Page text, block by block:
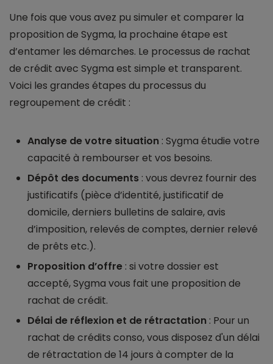
Une fois que vous avez pu simuler et comparer la
proposition de Sygma, la prochaine étape est
d’entamer les démarches. Le processus de rachat
de crédit avec Sygma est simple et transparent.
Voici les grandes étapes du processus du
regroupement de crédit :
Analyse de votre situation : Sygma étudie votre
capacité à rembourser et vos besoins.
Dépôt des documents : vous devrez fournir des
justificatifs (pièce d’identité, justificatif de
domicile, derniers bulletins de salaire, avis
d’imposition, relevés de comptes, dernier relevé
de prêts etc.).
Proposition d’offre : si votre dossier est
accepté, Sygma vous fait une proposition de
rachat de crédit.
Délai de réflexion et de rétractation : Pour un
rachat de crédits conso, vous disposez d'un délai
de rétractation de 14 jours à compter de la